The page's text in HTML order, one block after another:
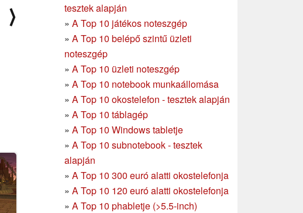
tesztek alapján
» A Top 10 játékos noteszgép
» A Top 10 belépő szintű üzleti
noteszgép
» A Top 10 üzleti noteszgép
» A Top 10 notebook munkaállomása
» A Top 10 okostelefon - tesztek alapján
» A Top 10 táblagép
» A Top 10 Windows tabletje
» A Top 10 subnotebook - tesztek
alapján
» A Top 10 300 euró alatti okostelefonja
» A Top 10 120 euró alatti okostelefonja
» A Top 10 phabletje (>5.5-inch)
⟩